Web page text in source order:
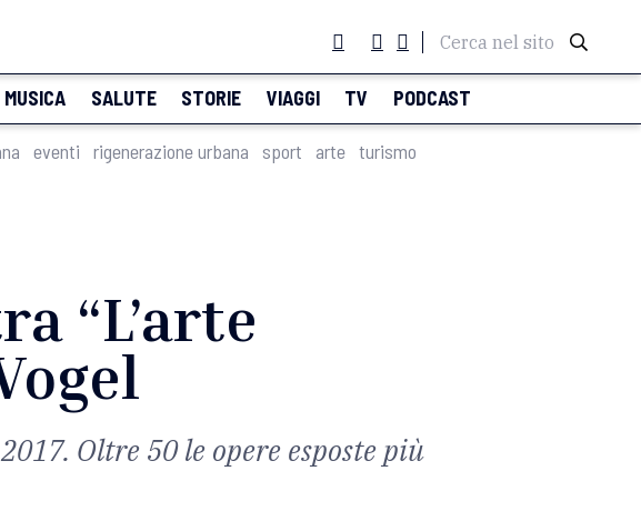
Cerca nel sito
MUSICA SALUTE STORIE VIAGGI TV PODCAST
eventi rigenerazione urbana sport arte turismo
“L’arte
Oltre 50 le opere esposte più